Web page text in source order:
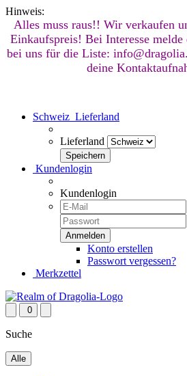
Hinweis:
Alles muss raus!! Wir verkaufen
Einkaufspreis! Bei Interesse
bei uns für die Liste:
deine
Schweiz Lieferland
Lieferland
Kundenlogin
Kundenlogin
Konto erstellen
Passwort vergessen?
Merkzettel
0
Suche
Alle